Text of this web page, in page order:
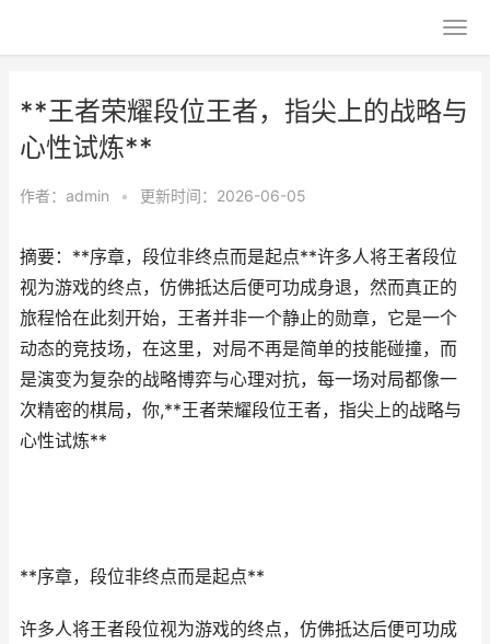
**王者荣耀段位王者，指尖上的战略与
心性试炼**
作者： admin • 更新时间：2026-06-05
摘要：**序章，段位非终点而是起点**许多人将王者段位
视为游戏的终点，仿佛抵达后便可功成身退，然而真正的
旅程恰在此刻开始，王者并非一个静止的勋章，它是一个
动态的竞技场，在这里，对局不再是简单的技能碰撞，而
是演变为复杂的战略博弈与心理对抗，每一场对局都像一
次精密的棋局，你,**王者荣耀段位王者，指尖上的战略与
心性试炼**
**序章，段位非终点而是起点**
许多人将王者段位视为游戏的终点，仿佛抵达后便可功成